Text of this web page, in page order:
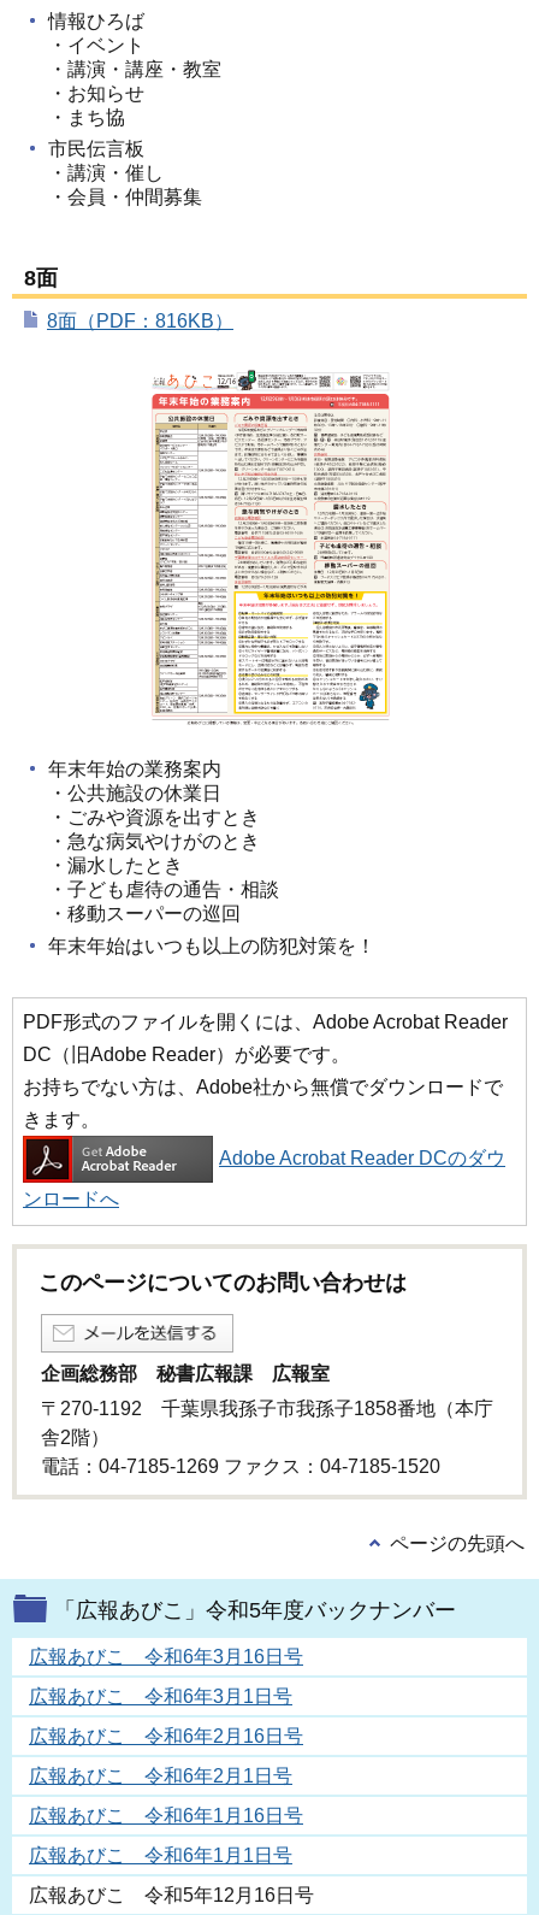
情報ひろば
・イベント
・講演・講座・教室
・お知らせ
・まち協
市民伝言板
・講演・催し
・会員・仲間募集
8面
8面（PDF：816KB）
年末年始の業務案内
・公共施設の休業日
・ごみや資源を出すとき
・急な病気やけがのとき
・漏水したとき
・子ども虐待の通告・相談
・移動スーパーの巡回
年末年始はいつも以上の防犯対策を！
PDF形式のファイルを開くには、Adobe Acrobat Reader
DC（旧Adobe Reader）が必要です。
お持ちでない方は、Adobe社から無償でダウンロードで
きます。
Adobe Acrobat Reader DCのダウ
ンロードへ
このページについてのお問い合わせは
企画総務部 秘書広報課 広報室
〒270-1192 千葉県我孫子市我孫子1858番地（本庁
舎2階）
電話：04-7185-1269 ファクス：04-7185-1520
ページの先頭へ
「広報あびこ」令和5年度バックナンバー
広報あびこ 令和6年3月16日号
広報あびこ 令和6年3月1日号
広報あびこ 令和6年2月16日号
広報あびこ 令和6年2月1日号
広報あびこ 令和6年1月16日号
広報あびこ 令和6年1月1日号
広報あびこ 令和5年12月16日号